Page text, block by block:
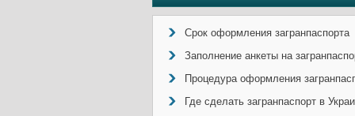
Срок оформления загранпаспорта
Заполнение анкеты на
Процедура оформления
Где сделать загранпаспорт в